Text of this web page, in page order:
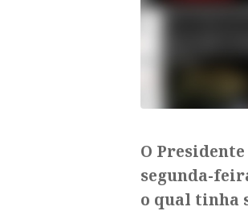
O
segunda-
o qual tinha